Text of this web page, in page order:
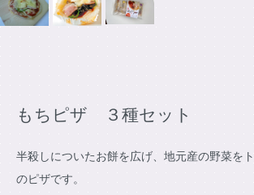
もちピザ ３種セット
半殺しについたお餅を広げ、地元産の野菜を
のピザです。